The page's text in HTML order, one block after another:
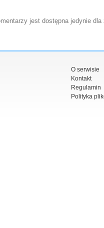
jest dostępna jedynie
O serwisie
Kontakt
Regulamin
Polityka